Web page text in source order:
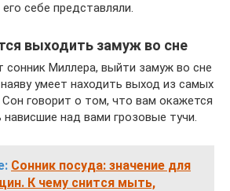
себе представляли.
выходить замуж во сне
сонник Миллера, выйти замуж во сне
умеет находить выход из самых
говорит о том, что вам окажется
нависшие над вами грозовые тучи.
Сонник посуда: значение для
К чему снится мыть,